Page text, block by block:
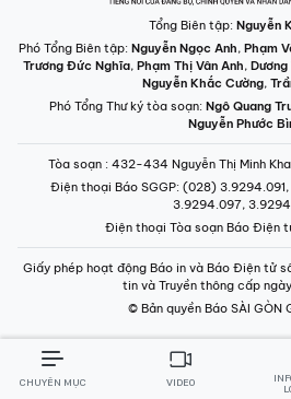
Tổng Biên tập: Nguyễn
Phó Tổng Biên tập: Nguyễn Ngọc Anh, Phạm
Trương Đức Nghĩa, Phạm Thị Vân Anh, Dương
Nguyễn Khắc Cường,
Phó Tổng Thư ký tòa soạn: Ngô Quang
Nguyễn Phước
Tòa soạn : 432-434 Nguyễn Thị Minh
Điện thoại Báo SGGP: (028)
3.9294.097,
Điện thoại Tòa soạn Báo Điện
Giấy phép hoạt động Báo in và Báo Điện tử
tin và Truyền thông cấp
© Bản quyền Báo SÀI GÒN
CHUYÊN MỤC VIDEO